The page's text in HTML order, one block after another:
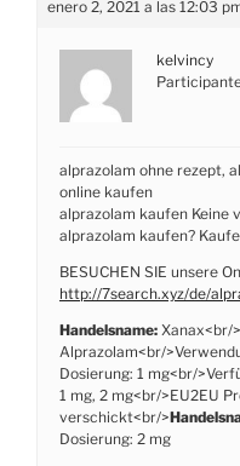
enero 2, 2021 a las 12:03
kelvincy
alprazolam ohne rezept,
online kaufen
alprazolam kaufen Keine
alprazolam kaufen?
BESUCHEN SIE unsere
http://7search.xyz/de/
Handelsname: Xanax<br/>
Alprazolam<br/
Dosierung: 1 mg<br/
1 mg, 2 mg<br/>EU2EU
verschickt<br/>
Dosierung: 2 mg